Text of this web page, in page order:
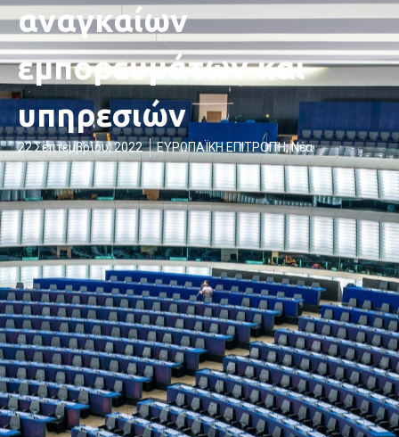
αναγκαίων
εμπορευμάτων και
υπηρεσιών
22 Σεπτεμβρίου, 2022 ΕΥΡΩΠΑΪΚΗ ΕΠΙΤΡΟΠΉ,Νέα